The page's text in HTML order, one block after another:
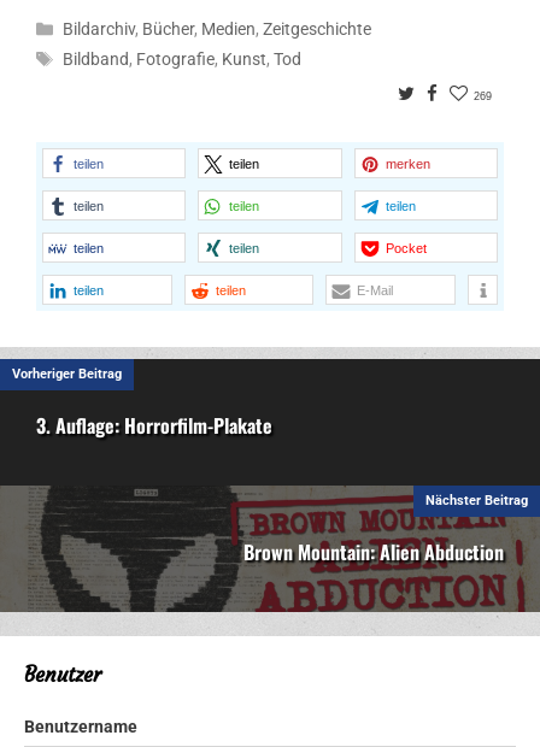
Kategorien
Bildarchiv, Bücher, Medien,Zeitgeschichte
Schlagwörter
Bildband, Fotografie, Kunst,Tod
TwitterFacebook
269
teilen teilen merken
teilen teilen teilen
teilen teilen Pocket
teilen teilen E-Mail
Vorheriger Beitrag
3. Auflage: Horrorfilm-Plakate
Nächster Beitrag
Brown Mountain: Alien Abduction
Benutzer
Benutzername